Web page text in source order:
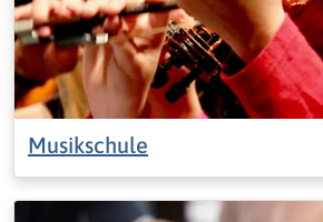
Musikschule